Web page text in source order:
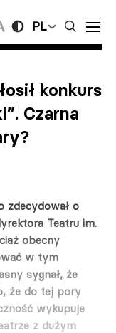
PL
konkurs
Czarna
zdecydował o
Teatru im.
obecny
w tym
sygnał, że
że do tej pory
wykupuje
z dużym